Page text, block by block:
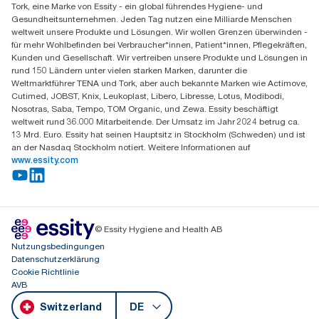
Essity Switzerland AG
Parkstraße 1b
6214 Schenkon
Mo-Do 8:00-16:30 | Fr 8:00-15:00
GLN: 7609999000928
Tork, eine Marke von Essity - ein global führendes Hygiene- und
Gesundheitsunternehmen. Jeden Tag nutzen eine Milliarde Menschen
weltweit unsere Produkte und Lösungen. Wir wollen Grenzen überwinden -
für mehr Wohlbefinden bei Verbraucher*innen, Patient*innen, Pflegekräften,
Kunden und Gesellschaft. Wir vertreiben unsere Produkte und Lösungen in
rund 150 Ländern unter vielen starken Marken, darunter die
Weltmarktführer TENA und Tork, aber auch bekannte Marken wie Actimove,
Cutimed, JOBST, Knix, Leukoplast, Libero, Libresse, Lotus, Modibodi,
Nosotras, Saba, Tempo, TOM Organic, und Zewa. Essity beschäftigt
weltweit rund 36.000 Mitarbeitende. Der Umsatz im Jahr 2024 betrug ca.
13 Mrd. Euro. Essity hat seinen Hauptsitz in Stockholm (Schweden) und ist
an der Nasdaq Stockholm notiert. Weitere Informationen auf
www.essity.com
© Essity Hygiene and Health AB
Nutzungsbedingungen
Datenschutzerklärung
Cookie Richtlinie
AVB
Switzerland DE